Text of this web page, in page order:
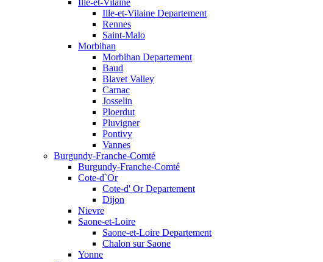
Ille-et-Vilaine
Ille-et-Vilaine Departement
Rennes
Saint-Malo
Morbihan
Morbihan Departement
Baud
Blavet Valley
Carnac
Josselin
Ploerdut
Pluvigner
Pontivy
Vannes
Burgundy-Franche-Comté
Burgundy-Franche-Comté
Cote-d`Or
Cote-d' Or Departement
Dijon
Nievre
Saone-et-Loire
Saone-et-Loire Departement
Chalon sur Saone
Yonne